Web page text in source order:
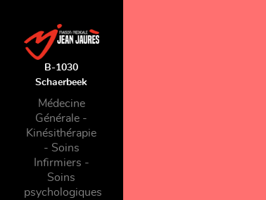
B-1030
Schaerbeek
Médecine
Générale -
Kinésithérapie
- Soins
Infirmiers -
Soins
psychologiques